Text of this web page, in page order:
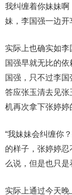
我纠缠着你妹妹啊
妹，李国强一边开
实际上也确实如
国强早就无比的
国强，只不过李
答应张玉清去见
机再次拿下张婷婷
“我妹妹会纠缠你
的样子，张婷婷
么说，但是也只是
实际上通过今天